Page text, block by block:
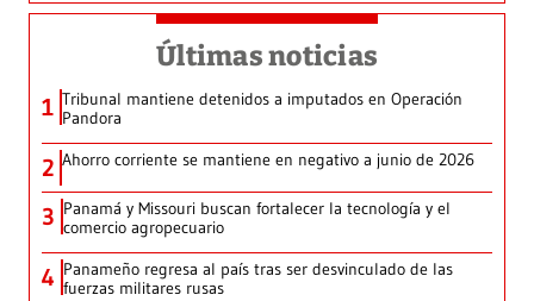
Últimas noticias
1 Tribunal mantiene detenidos a imputados en Operación
Pandora
2 Ahorro corriente se mantiene en negativo a junio de 2026
3 Panamá y Missouri buscan fortalecer la tecnología y el
comercio agropecuario
4 Panameño regresa al país tras ser desvinculado de las
fuerzas militares rusas